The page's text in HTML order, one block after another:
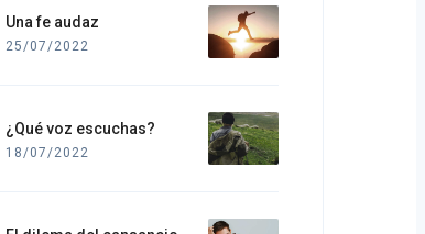
Una fe audaz
25/07/2022
¿Qué voz escuchas?
18/07/2022